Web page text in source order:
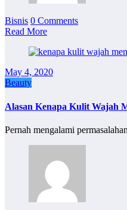
Bisnis 0 Comments
Read More
May 4, 2020
Beauty
Alasan Kenapa Kulit Wajah
Pernah mengalami